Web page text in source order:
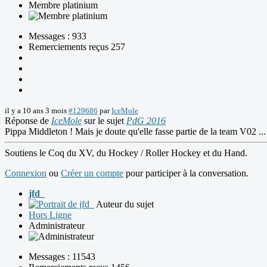
Membre platinium
Messages : 933
Remerciements reçus 257
il y a 10 ans 3 mois #129686 parIceMole
Réponse de IceMole sur le sujet PdG 2016
Pippa Middleton ! Mais je doute qu'elle fasse partie de la team V02
Soutiens le Coq du XV, du Hockey / Roller Hockey et du Hand.
Connexion ou Créer un compte pour participer à la conversation.
jfd_
Auteur du sujet
Hors Ligne
Administrateur
Messages : 11543